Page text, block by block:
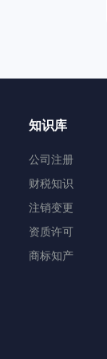
知识库
公司注册
财税知识
注销变更
资质许可
商标知产